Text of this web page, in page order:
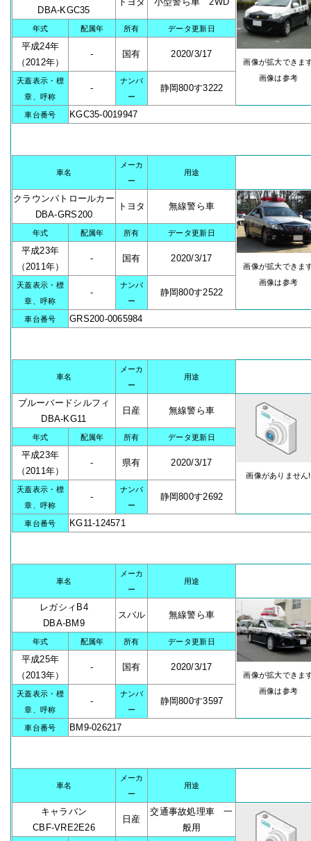
DBA-KGC35
画像が拡大できま
画像は参考
年式 配属年 所有 データ更新日
平成24年
（2012年）
- 国有 2020/3/17
天蓋表示・標
章、呼称
-
ナンバ
ー
静岡800す3222
車台番号 KGC35-0019947
車名
メーカ
ー
用途
クラウンパトロールカー
DBA-GRS200
トヨタ 無線警ら車
画像が拡大できま
画像は参考
年式 配属年 所有 データ更新日
平成23年
（2011年）
- 国有 2020/3/17
天蓋表示・標
章、呼称
-
ナンバ
ー
静岡800す2522
車台番号 GRS200-0065984
車名
メーカ
ー
用途
ブルーバードシルフィ
DBA-KG11
日産 無線警ら車
画像がありません!
年式 配属年 所有 データ更新日
平成23年
（2011年）
- 県有 2020/3/17
天蓋表示・標
章、呼称
-
ナンバ
ー
静岡800す2692
車台番号 KG11-124571
車名
メーカ
ー
用途
レガシィB4
DBA-BM9
スバル 無線警ら車
画像が拡大できま
画像は参考
年式 配属年 所有 データ更新日
平成25年
（2013年）
- 国有 2020/3/17
天蓋表示・標
章、呼称
-
ナンバ
ー
静岡800す3597
車台番号 BM9-026217
車名
メーカ
ー
用途
キャラバン
CBF-VRE2E26
日産
交通事故処理車 一
般用